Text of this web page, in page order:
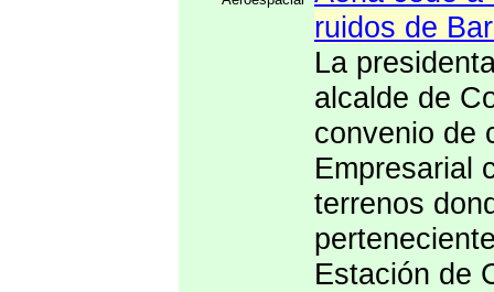
ruidos de
La
alcalde de
convenio de
Empresarial
terrenos
Estación de